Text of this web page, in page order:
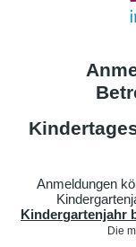
Anmeldungen
Kindergartenjahr
Die